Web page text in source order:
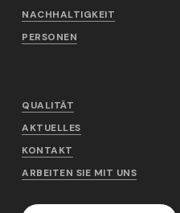
NACHHALTIGKEIT
PERSONEN
QUALITÄT
AKTUELLES
KONTAKT
ARBEITEN SIE MIT UNS